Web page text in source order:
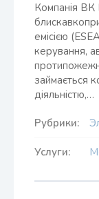
Компанія ВК
емісією
керування,
займається
діяльністю,…
Рубрики:
Услуги: